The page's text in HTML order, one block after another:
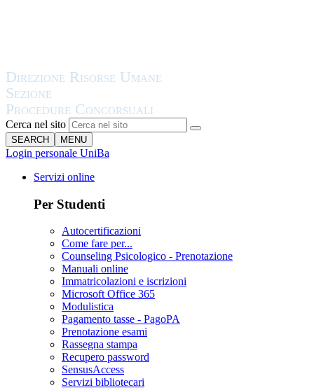
Cerca nel sito
SEARCH MENU
Login personale UniBa
Servizi online
Per Studenti
Autocertificazioni
Come fare per...
Counseling Psicologico - Prenotazione
Manuali online
Immatricolazioni e iscrizioni
Microsoft Office 365
Modulistica
Pagamento tasse - PagoPA
Prenotazione esami
Rassegna stampa
Recupero password
SensusAccess
Servizi bibliotecari